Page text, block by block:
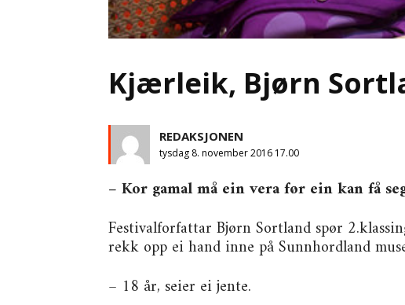
Kjærleik, Bjørn
REDAKSJONEN
tysdag 8. november 2016 17.00
– Kor gamal må ein vera før ein kan få
Festivalforfattar Bjørn Sortland spør
rekk opp ei hand inne på Sunnhordland
– 18 år, seier ei jente.